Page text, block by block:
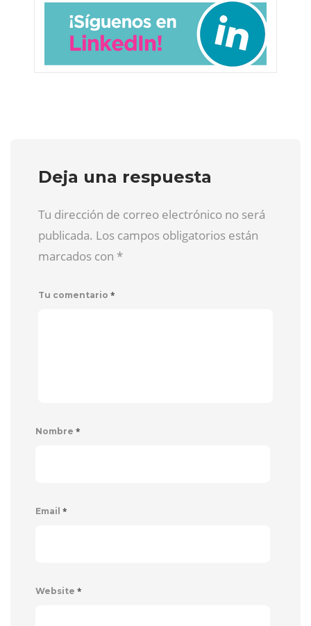
Deja una respuesta
Tu dirección de correo electrónico no será
publicada. Los campos obligatorios están
marcados con *
Tu comentario *
Nombre *
Email *
Website *